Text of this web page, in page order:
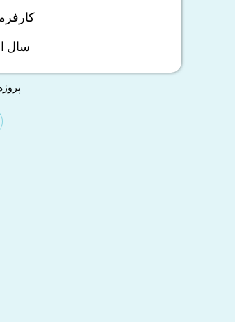
سال